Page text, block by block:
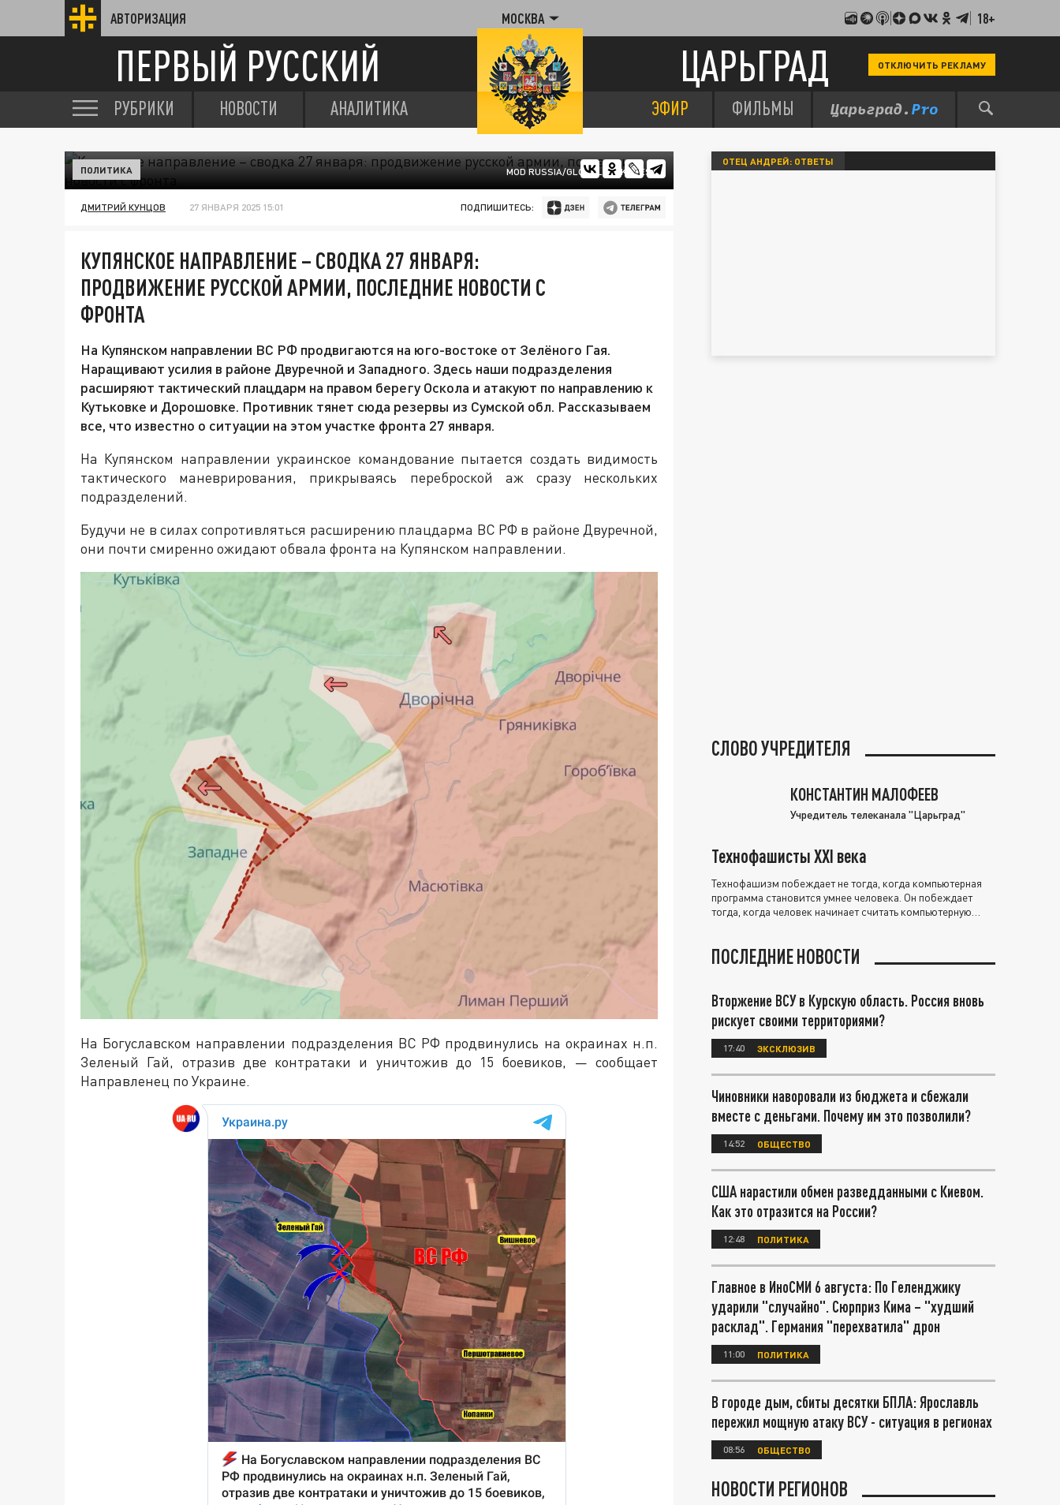
АВТОРИЗАЦИЯ МОСКВА 18+
ПЕРВЫЙ РУССКИЙ ЦАРЬГРАД ОТКЛЮЧИТЬ РЕКЛАМУ
РУБРИКИ НОВОСТИ АНАЛИТИКА ЭФИР ФИЛЬМЫ
MOD RUSSIA/GLOBALLOOKPRESS
ПОЛИТИКА
ДМИТРИЙ КУНЦОВ 27 ЯНВАРЯ 2025 15:01 ПОДПИШИТЕСЬ:
КУПЯНСКОЕ НАПРАВЛЕНИЕ – СВОДКА 27 ЯНВАРЯ:
ПРОДВИЖЕНИЕ РУССКОЙ АРМИИ, ПОСЛЕДНИЕ НОВОСТИ С
ФРОНТА
На Купянском направлении ВС РФ продвигаются на юго-востоке от Зелёного Гая.
Наращивают усилия в районе Двуречной и Западного. Здесь наши подразделения
расширяют тактический плацдарм на правом берегу Оскола и атакуют по направлению к
Кутьковке и Дорошовке. Противник тянет сюда резервы из Сумской обл. Рассказываем
все, что известно о ситуации на этом участке фронта 27 января.
На Купянском направлении украинское командование пытается создать видимость
тактического маневрирования, прикрываясь переброской аж сразу нескольких
подразделений.
Будучи не в силах сопротивляться расширению плацдарма ВС РФ в районе Двуречной,
они почти смиренно ожидают обвала фронта на Купянском направлении.
На Богуславском направлении подразделения ВС РФ продвинулись на окраинах н.п.
Зеленый Гай, отразив две контратаки и уничтожив до 15 боевиков, — сообщает
Направленец по Украине.
ОТЕЦ АНДРЕЙ: ОТВЕТЫ
СЛОВО УЧРЕДИТЕЛЯ
КОНСТАНТИН МАЛОФЕЕВ
Учредитель телеканала "Царьград"
Технофашисты XXI века
Технофашизм побеждает не тогда, когда компьютерная
программа становится умнее человека. Он побеждает
тогда, когда человек начинает считать компьютерную
ПОСЛЕДНИЕ НОВОСТИ
Вторжение ВСУ в Курскую область. Россия вновь
рискует своими территориями?
17:40 ЭКСКЛЮЗИВ
Чиновники наворовали из бюджета и сбежали
вместе с деньгами. Почему им это позволили?
14:52 ОБЩЕСТВО
США нарастили обмен разведданными с Киевом.
Как это отразится на России?
12:48 ПОЛИТИКА
Главное в ИноСМИ 6 августа: По Геленджику
ударили "случайно". Сюрприз Кима – "худший
расклад". Германия "перехватила" дрон
11:00 ПОЛИТИКА
В городе дым, сбиты десятки БПЛА: Ярославль
пережил мощную атаку ВСУ - ситуация в регионах
08:56 ОБЩЕСТВО
НОВОСТИ РЕГИОНОВ